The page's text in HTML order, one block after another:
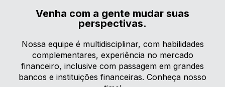
Venha com a gente mudar suas
perspectivas.
Nossa equipe é multidisciplinar, com habilidades
complementares, experiência no mercado
financeiro, inclusive com passagem em grandes
bancos e instituições financeiras. Conheça nosso